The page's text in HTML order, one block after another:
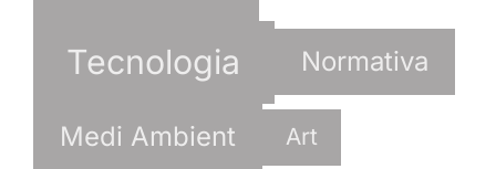
Tecnologia Normativa
Medi Ambient Art